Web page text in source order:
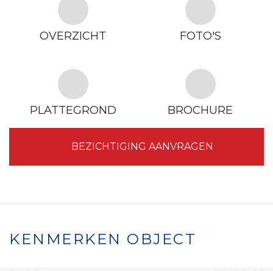
OVERZICHT FOTO'S
PLATTEGROND BROCHURE
BEZICHTIGING AANVRAGEN
KENMERKEN OBJECT